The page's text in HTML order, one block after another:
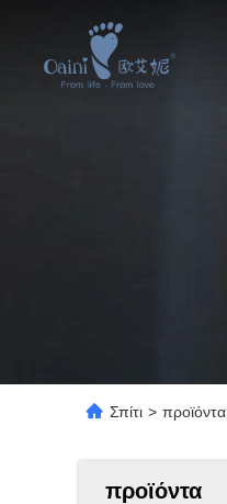
Σπίτι > προϊόντα
προϊόντα